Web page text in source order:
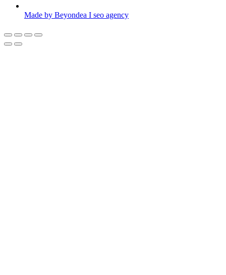
Made by Beyondea I seo agency